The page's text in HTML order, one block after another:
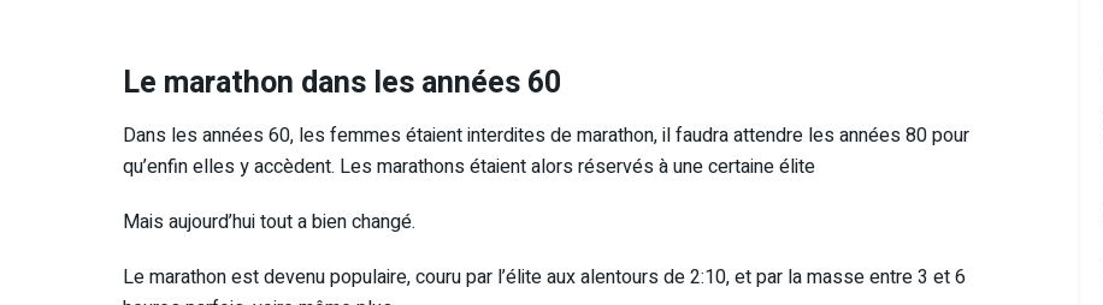
Le marathon dans les années 60
Dans les années 60, les femmes étaient interdites de marathon, il faudra attendre les années 80 pour
qu’enfin elles y accèdent. Les marathons étaient alors réservés à une certaine élite
Mais aujourd’hui tout a bien changé.
Le marathon est devenu populaire, couru par l’élite aux alentours de 2:10, et par la masse entre 3 et 6